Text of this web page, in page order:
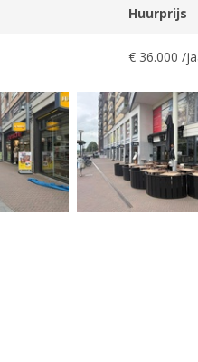
Huurprijs
€ 36.000 /